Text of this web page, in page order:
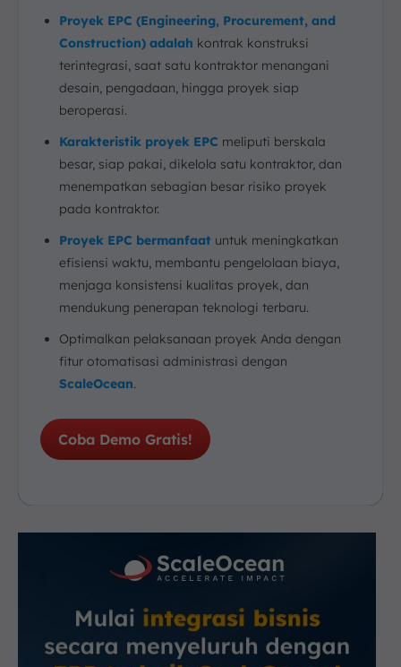
Proyek EPC (Engineering, Procurement, and
Construction) adalah kontrak konstruksi
terintegrasi, saat satu kontraktor menangani
desain, pengadaan, hingga proyek siap
beroperasi.
Karakteristik proyek EPC meliputi berskala
besar, siap pakai, dikelola satu kontraktor, dan
menempatkan sebagian besar risiko proyek
pada kontraktor.
Proyek EPC bermanfaat untuk meningkatkan
efisiensi waktu, membantu pengelolaan biaya,
menjaga konsistensi kualitas proyek, dan
mendukung penerapan teknologi terbaru.
Optimalkan pelaksanaan proyek Anda dengan
fitur otomatisasi administrasi dengan
ScaleOcean.
Coba Demo Gratis!